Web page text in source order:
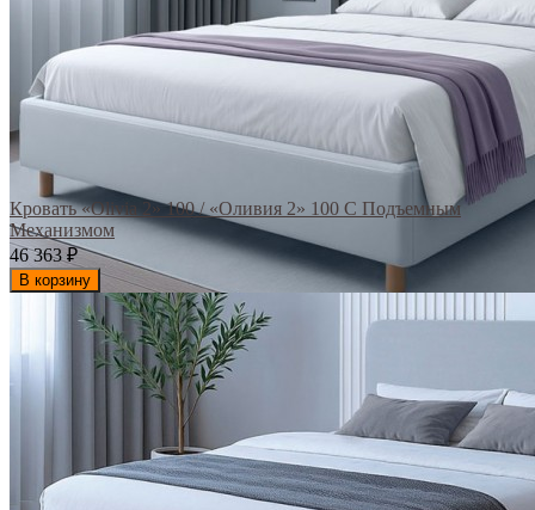
Кровать «Olivia 2» 100 / «Оливия 2» 100 С Подъемным
Механизмом
46 363 ₽
В корзину